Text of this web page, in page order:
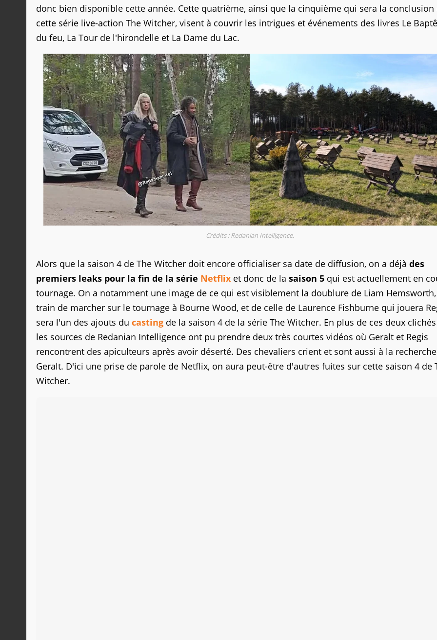
donc bien disponible cette année. Cette quatrième, ainsi que la cinquième qui sera la conclusion
cette série live-action The Witcher, visent à couvrir les intrigues et événements des livres Le
du feu, La Tour de l'hirondelle et La Dame du Lac.
Crédits : Redanian Intelligence.
Alors que la saison 4 de The Witcher doit encore officialiser sa date de diffusion, on a déjà des
premiers leaks pour la fin de la série Netflix et donc de la saison 5 qui est actuellement en
tournage. On a notamment une image de ce qui est visiblement la doublure de Liam
train de marcher sur le tournage à Bourne Wood, et de celle de Laurence Fishburne qui jouera
sera l'un des ajouts du casting de la saison 4 de la série The Witcher. En plus de ces deux
les sources de Redanian Intelligence ont pu prendre deux très courtes vidéos où Geralt et Regis
rencontrent des apiculteurs après avoir déserté. Des chevaliers crient et sont aussi à la
Geralt. D'ici une prise de parole de Netflix, on aura peut-être d'autres fuites sur cette saison 4 de
Witcher.